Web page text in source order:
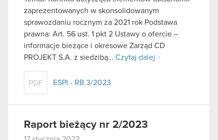
zaprezentowanych w skonsolidowanym
sprawozdaniu rocznym za 2021 rok Podstawa
prawna: Art. 56 ust. 1 pkt 2 Ustawy o ofercie –
informacje bieżące i okresowe Zarząd CD
PROJEKT S.A. z siedzibą… Czytaj dalej
PDF ESPI - RB 3/2023
Raport bieżący nr 2/2023